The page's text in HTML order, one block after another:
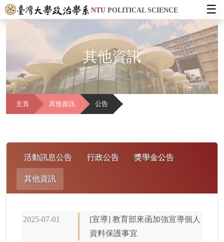
NTUPOLITICAL SCIENCE ☰
其他資訊
主頁 其他資訊 公告
活動訊息公告 行政公告 獎學金公告
其他資訊
2025-07-01
[宣導] 教育部來函加強宣導個人
資料保護事宜